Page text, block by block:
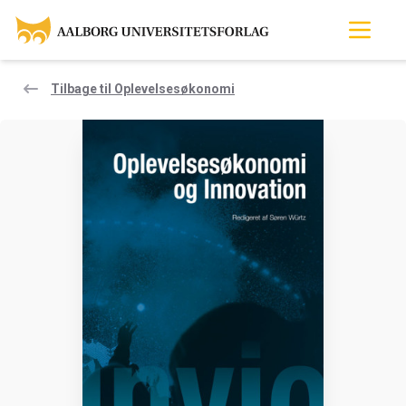
Tilbage til Oplevelsesøkonomi